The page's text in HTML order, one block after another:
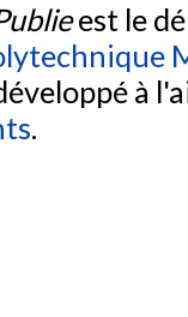
est le
à
.